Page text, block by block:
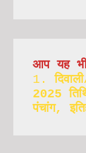
आप यह
1.
2025
पंचांग,